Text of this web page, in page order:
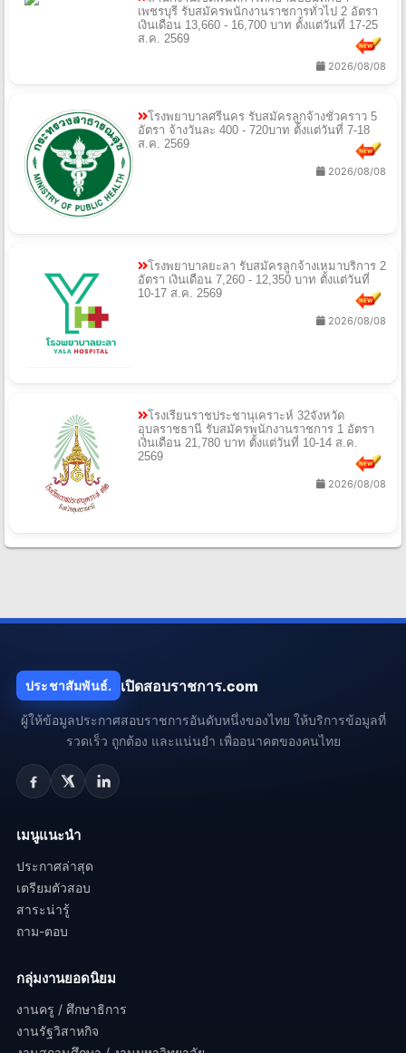
สำนักงานเขตพื้นที่การศึกษามัธยมศึกษา
เพชรบุรี รับสมัครพนักงานราชการทั่วไป 2 อัตรา
เงินเดือน 13,660 - 16,700 บาท ตั้งแต่วันที่ 17-25
โรงพยาบาลศรีนคร รับสมัครลูกจ้างชั่วคราว 5
อัตรา จ้างวันละ 400 - 720บาท ตั้งแต่วันที่ 7-18
โรงพยาบาลยะลา รับสมัครลูกจ้างเหมาบริการ 2
อัตรา เงินเดือน 7,260 - 12,350 บาท ตั้งแต่วันที่
โรงเรียนราชประชานุเคราะห์ 32จังหวัด
อุบลราชธานี รับสมัครพนักงานราชการ 1 อัตรา
เงินเดือน 21,780 บาท ตั้งแต่วันที่ 10-14 ส.ค.
เปิดสอบราชการ.com
ผู้ให้ข้อมูลประกาศสอบราชการอันดับหนึ่งของไทย ให้บริการข้อมูลที่
รวดเร็ว ถูกต้อง และแน่นยำ เพื่ออนาคตของคนไทย
เมนูแนะนำ
ประกาศล่าสุด
สาระน่ารู้
กลุ่มงานยอดนิยม
งานครู / ศึกษาธิการ
งานรัฐวิสาหกิจ